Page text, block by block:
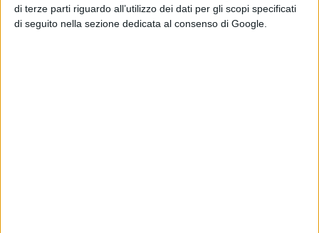
di terze parti riguardo all’utilizzo dei dati per gli scopi specificati
di seguito nella sezione dedicata al consenso di Google.